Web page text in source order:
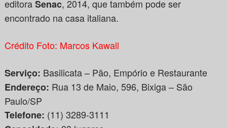
editoraSenac, 2014, que também pode ser
encontrado na casa italiana.
Crédito Foto: Marcos Kawall
Serviço: Basilicata – Pão, Empório e Restaurante
Endereço: Rua 13 de Maio, 596, Bixiga – São
Paulo/SP
Telefone: (11) 3289-3111